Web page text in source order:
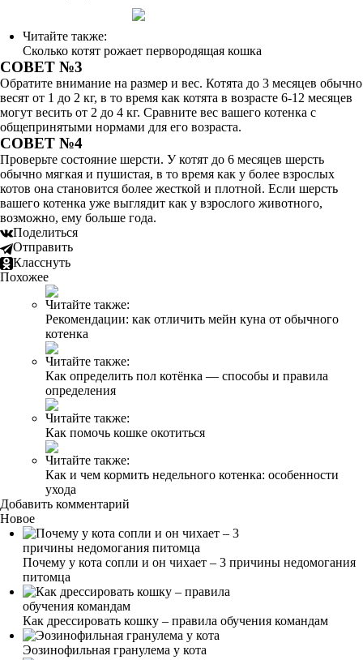
Читайте также:
Сколько котят рожает первородящая кошка
СОВЕТ №3
Обратите внимание на размер и вес. Котята до 3 месяцев обычно
весят от 1 до 2 кг, в то время как котята в возрасте 6-12 месяцев
могут весить от 2 до 4 кг. Сравните вес вашего котенка с
общепринятыми нормами для его возраста.
СОВЕТ №4
Проверьте состояние шерсти. У котят до 6 месяцев шерсть
обычно мягкая и пушистая, в то время как у более взрослых
котов она становится более жесткой и плотной. Если шерсть
вашего котенка уже выглядит как у взрослого животного,
возможно, ему больше года.
Поделиться
Отправить
Класснуть
Похожее
Читайте также:
Рекомендации: как отличить мейн куна от обычного
котенка
Читайте также:
Как определить пол котёнка — способы и правила
определения
Читайте также:
Как помочь кошке окотиться
Читайте также:
Как и чем кормить недельного котенка: особенности
ухода
Добавить комментарий
Новое
Почему у кота сопли и он чихает – 3 причины недомогания
питомца
Как дрессировать кошку – правила обучения командам
Эозинофильная гранулема у кота